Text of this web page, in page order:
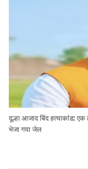
दूल्हा आजाद बिंद हत्याकांड:
भेजा गया जेल